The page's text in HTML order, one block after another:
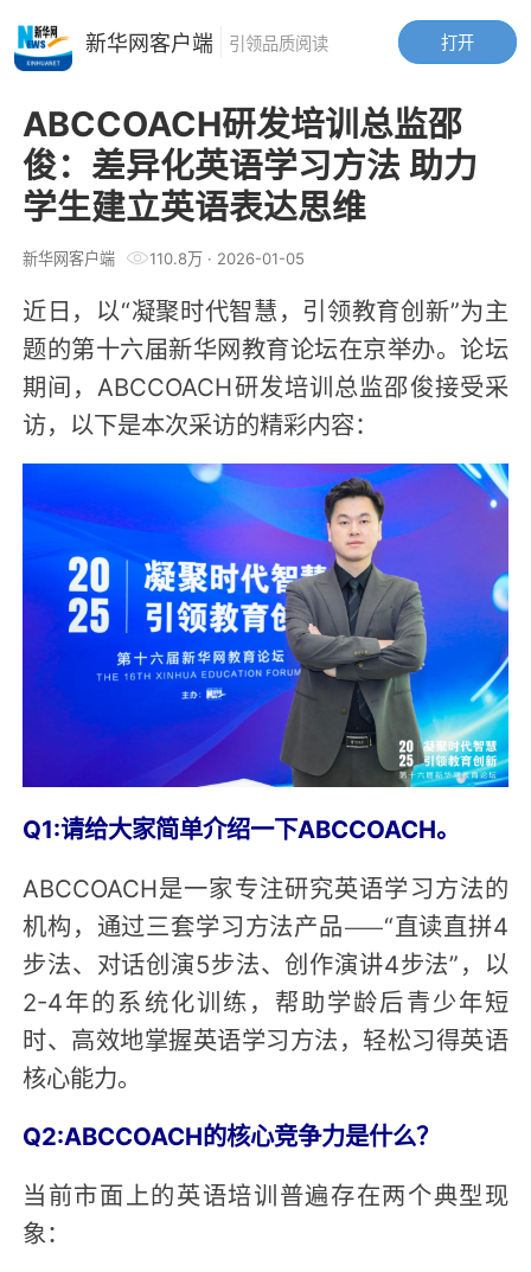
ABCCOACH研发培训总监邵
俊：差异化英语学习方法 助力
学生建立英语表达思维
新华网客户端 110.8万· 2026-01-05
近日，以“凝聚时代智慧，引领教育创新”为主
题的第十六届新华网教育论坛在京举办。论坛
期间，ABCCOACH研发培训总监邵俊接受采
访，以下是本次采访的精彩内容：
Q1:请给大家简单介绍一下ABCCOACH。
ABCCOACH是一家专注研究英语学习方法的
机构，通过三套学习方法产品——“直读直拼4
步法、对话创演5步法、创作演讲4步法”，以
2-4年的系统化训练，帮助学龄后青少年短
时、高效地掌握英语学习方法，轻松习得英语
核心能力。
Q2:ABCCOACH的核心竞争力是什么？
当前市面上的英语培训普遍存在两个典型现
象：
打开
新华网客户端 引领品质阅读